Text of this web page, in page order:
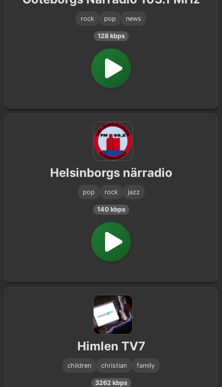
rock pop news
128 kbps
Helsinborgs närradio
pop rock jazz
140 kbps
Himlen TV7
children christian family
3262 kbps